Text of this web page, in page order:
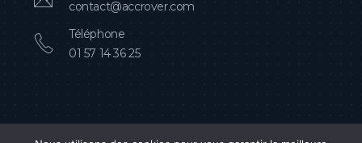
contact@accrover.com
Téléphone
01 57 14 36 25